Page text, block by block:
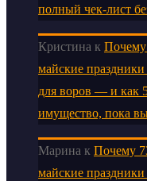
полный чек-лист
Кристина к Почему
майские праздники
для воров — и как
имущество, пока
Марина к Почему
майские праздники